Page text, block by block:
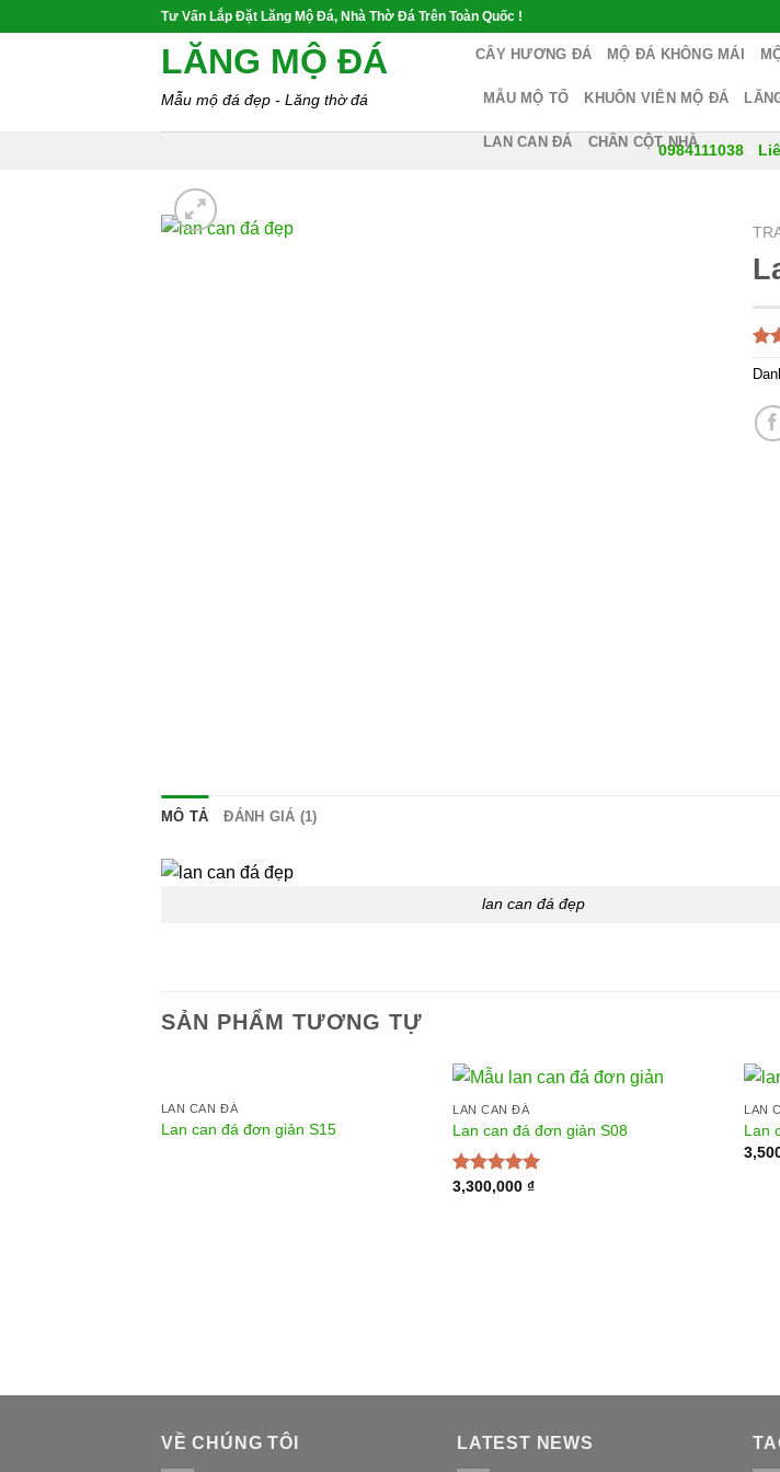
Tư Vấn Lắp Đặt Lăng Mộ Đá, Nhà Thờ Đá Trên Toàn Quốc !
LĂNG MỘ ĐÁ
Mẫu mộ đá đẹp - Lăng thờ đá
CÂY HƯƠNG ĐÁ MỘ ĐÁ KHÔNG MÁI
MẪU MỘ TỔ KHUÔN VIÊN MỘ ĐÁ
LAN CAN ĐÁ CHÂN CỘT NHÀ
0984111038-
1
MÔ TẢ ĐÁNH GIÁ (1)
lan can đá đẹp
SẢN PHẨM TƯƠNG TỰ
LAN CAN ĐÁ
Lan can đá đơn giản S15
LAN CAN ĐÁ
Lan can đá đơn giản S08
Được xếp
3,300,000₫
LAN
Lan
VỀ CHÚNG TÔI LATEST NEWS